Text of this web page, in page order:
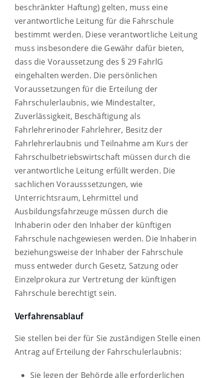
beschränkter Haftung) gelten, muss eine
verantwortliche Leitung für die Fahrschule
bestimmt werden. Diese verantwortliche Leitung
muss insbesondere die Gewähr dafür bieten,
dass die Voraussetzung des § 29 FahrlG
eingehalten werden. Die persönlichen
Voraussetzungen für die Erteilung der
Fahrschulerlaubnis, wie Mindestalter,
Zuverlässigkeit, Beschäftigung als
Fahrlehrerinoder Fahrlehrer, Besitz der
Fahrlehrerlaubnis und Teilnahme am Kurs der
Fahrschulbetriebswirtschaft müssen durch die
verantwortliche Leitung erfüllt werden. Die
sachlichen Vorausssetzungen, wie
Unterrichtsraum, Lehrmittel und
Ausbildungsfahrzeuge müssen durch die
Inhaberin oder den Inhaber der künftigen
Fahrschule nachgewiesen werden. Die Inhaberin
beziehungsweise der Inhaber der Fahrschule
muss entweder durch Gesetz, Satzung oder
Einzelprokura zur Vertretung der künftigen
Fahrschule berechtigt sein.
Verfahrensablauf
Sie stellen bei der für Sie zuständigen Stelle einen
Antrag auf Erteilung der Fahrschulerlaubnis:
Sie legen der Behörde alle erforderlichen